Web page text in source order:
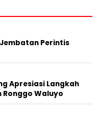
Perintis
Apresiasi Langkah
Ronggo Waluyo